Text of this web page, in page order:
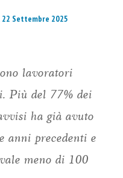
Settembre 2025
lavoratori
Più del 77% dei
ha già avuto
anni precedenti e
meno di 100